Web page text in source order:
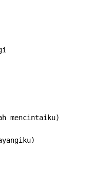
mencintaiku)